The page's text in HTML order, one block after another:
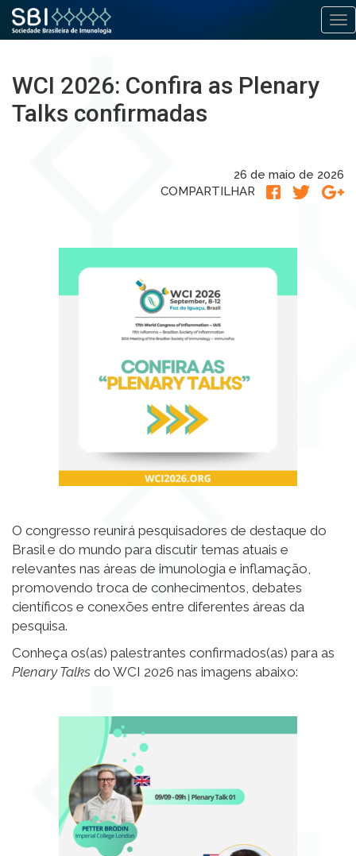
o
conteúdo
WCI 2026: Confira as Plenary
Talks confirmadas
26 de maio de 2026
COMPARTILHAR
O congresso reunirá pesquisadores de destaque do
Brasil e do mundo para discutir temas atuais e
relevantes nas áreas de imunologia e inflamação,
promovendo troca de conhecimentos, debates
científicos e conexões entre diferentes áreas da
pesquisa.
Conheça os(as) palestrantes confirmados(as) para as
Plenary Talks do WCI 2026 nas imagens abaixo: